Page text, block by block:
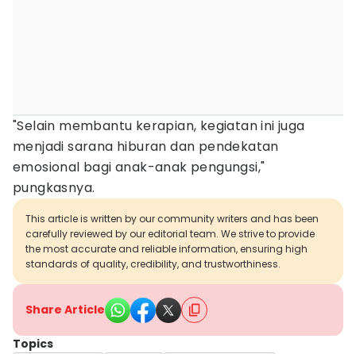
"Selain membantu kerapian, kegiatan ini juga
menjadi sarana hiburan dan pendekatan
emosional bagi anak-anak pengungsi,"
pungkasnya.
This article is written by our community writers and has been
carefully reviewed by our editorial team. We strive to provide
the most accurate and reliable information, ensuring high
standards of quality, credibility, and trustworthiness.
Share Article
Topics